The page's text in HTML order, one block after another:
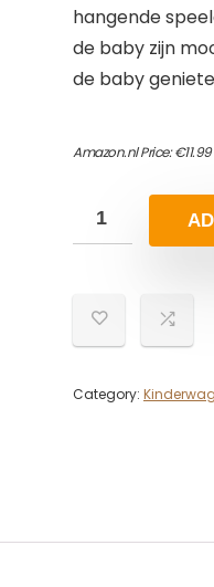
hangende
de baby zijn
de baby
Amazon.nl Price:€11.99
Category: